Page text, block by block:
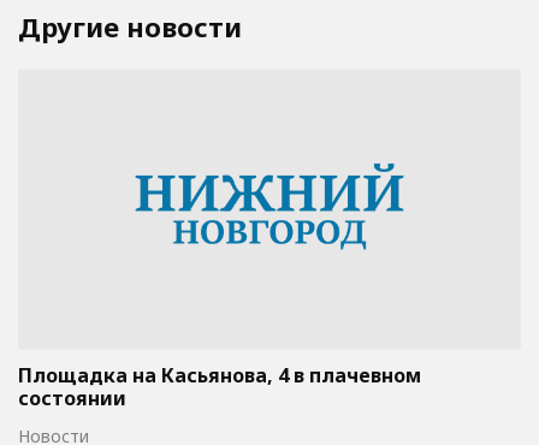
Другие новости
Площадка на Касьянова, 4 в плачевном
состоянии
Новости